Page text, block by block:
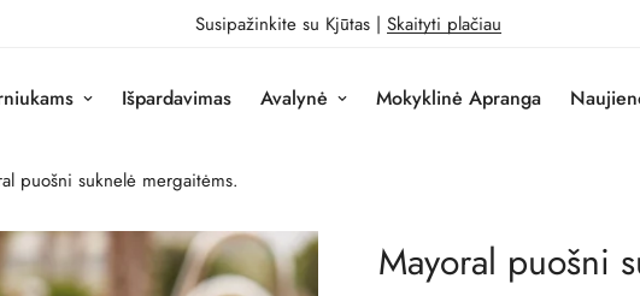
Susipažinkite su Kjūtas | Skaityti plačiau
Išpardavimas Avalynė Mokyklinė Apranga
puošni suknelė mergaitėms.
Mayoral puošni